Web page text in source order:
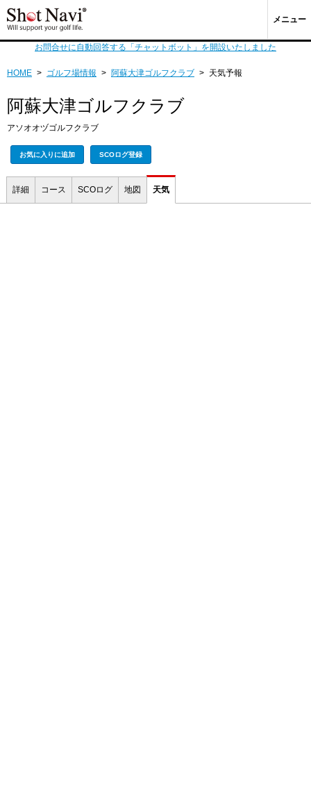
メニュー
お問合せに自動回答する「チャットボット」を開設いたしました
HOME > ゴルフ場情報 > 阿蘇大津ゴルフクラブ > 天気予報
阿蘇大津ゴルフクラブ
アソオオヅゴルフクラブ
お気に入りに追加 SCOログ登録
詳細 コース SCOログ 地図 天気